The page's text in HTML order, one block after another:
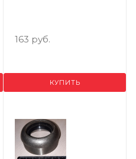
163 руб.
КУПИТЬ